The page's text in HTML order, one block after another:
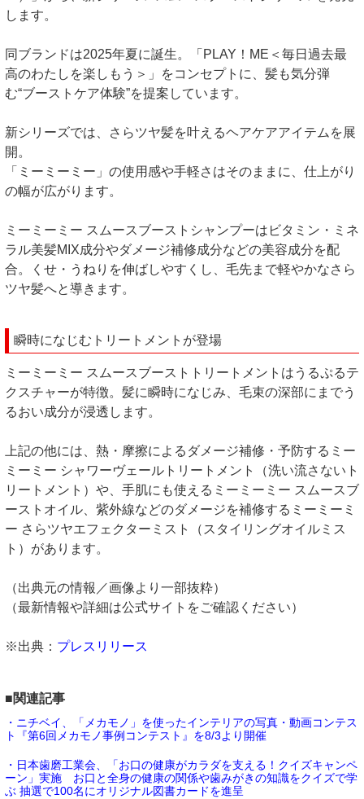
します。
同ブランドは2025年夏に誕生。「PLAY！ME＜毎日過去最
高のわたしを楽しもう＞」をコンセプトに、髪も気分弾
む“ブーストケア体験”を提案しています。
新シリーズでは、さらツヤ髪を叶えるヘアケアアイテムを展
開。
「ミーミーミー」の使用感や手軽さはそのままに、仕上がり
の幅が広がります。
ミーミーミー スムースブーストシャンプーはビタミン・ミネ
ラル美髪MIX成分やダメージ補修成分などの美容成分を配
合。くせ・うねりを伸ばしやすくし、毛先まで軽やかなさら
ツヤ髪へと導きます。
瞬時になじむトリートメントが登場
ミーミーミー スムースブーストトリートメントはうるぷるテ
クスチャーが特徴。髪に瞬時になじみ、毛束の深部にまでう
るおい成分が浸透します。
上記の他には、熱・摩擦によるダメージ補修・予防するミー
ミーミー シャワーヴェールトリートメント（洗い流さないト
リートメント）や、手肌にも使えるミーミーミー スムースブ
ーストオイル、紫外線などのダメージを補修するミーミーミ
ー さらツヤエフェクターミスト（スタイリングオイルミス
ト）があります。
（出典元の情報／画像より一部抜粋）
（最新情報や詳細は公式サイトをご確認ください）
※出典： プレスリリース
■関連記事
・ニチベイ、「メカモノ」を使ったインテリアの写真・動画コンテス
ト『第6回メカモノ事例コンテスト』を8/3より開催
・日本歯磨工業会、「お口の健康がカラダを支える！クイズキャンペ
ーン」実施 お口と全身の健康の関係や歯みがきの知識をクイズで学
ぶ 抽選で100名にオリジナル図書カードを進呈